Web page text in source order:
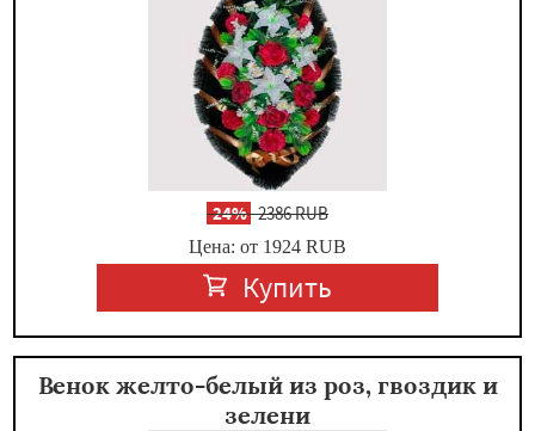
-24%2386 RUB
Цена: от 1924 RUB
Купить
Венок желто-белый из роз, гвоздик и
зелени